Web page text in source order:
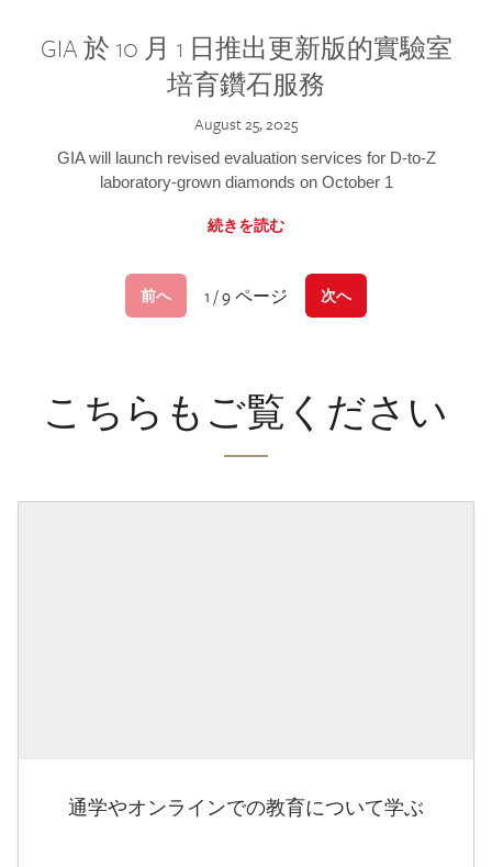
GIA 於 10 月 1 日推出更新版的實驗室
培育鑽石服務
August 25, 2025
GIA will launch revised evaluation services for D-to-Z
laboratory-grown diamonds on October 1
続きを読む
前へ 1 / 9 ページ 次へ
こちらもご覧ください
通学やオンラインでの教育について学ぶ